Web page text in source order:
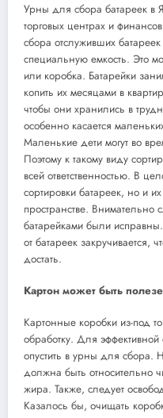
Урны для сбора батареек в
торговых центрах и
сбора отслуживших
специальную емкость. Это
или коробка. Батарейки
копить их месяцами в
чтобы они хранились в
особенно касается
Маленькие дети могут во
Поэтому к такому виду
всей ответственностью. В
сортировки батареек, но и
пространстве. Внимательно
батарейками были
от батареек закручивается,
достать.
Картон может быть
Картонные коробки из-под
обработку. Для
опустить в урны для сбора.
должна быть относительно
жира. Также, следует
Казалось бы, очищать